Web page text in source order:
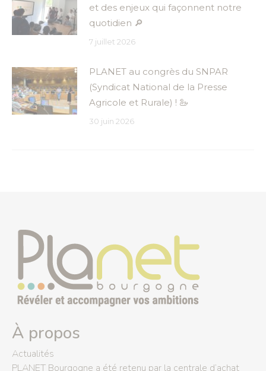
et des enjeux qui façonnent notre
quotidien 🔎
7 juillet 2026
PLANET au congrès du SNPAR
(Syndicat National de la Presse
Agricole et Rurale) ! 🦢
30 juin 2026
À propos
Actualités
PLANET Bourgogne a été retenu par la centrale d’achat